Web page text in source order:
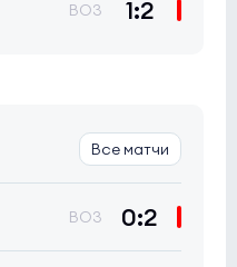
BO3 1:2
Все матчи
BO3 0:2